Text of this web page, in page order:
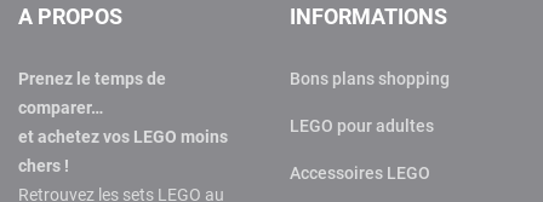
A PROPOS
Prenez le temps de
comparer…
et achetez vos LEGO moins
chers !
Retrouvez les sets LEGO au
INFORMATIONS
Bons plans shopping
LEGO pour adultes
Accessoires LEGO